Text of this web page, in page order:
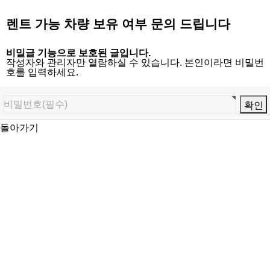
렌트 가능 차량 보유 여부 문의 드립니다
비밀글 기능으로 보호된 글입니다.
작성자와 관리자만 열람하실 수 있습니다. 본인이라면 비밀번
호를 입력하세요.
돌아가기